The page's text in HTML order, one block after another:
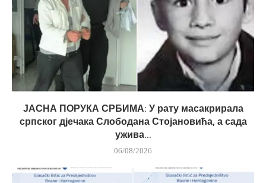
ЈАСНА ПОРУКА СРБИМА: У рату масакрирала
српског дјечака Слободана Стојановића, а сада
ужива...
06/08/2026